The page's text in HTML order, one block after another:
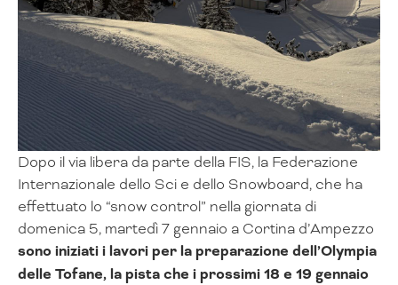
Dopo il via libera da parte della FIS, la Federazione
Internazionale dello Sci e dello Snowboard, che ha
effettuato lo “snow control” nella giornata di
domenica 5, martedì 7 gennaio a Cortina d’Ampezzo
sono iniziati i lavori per la preparazione dell’Olympia
delle Tofane, la pista che i prossimi 18 e 19 gennaio